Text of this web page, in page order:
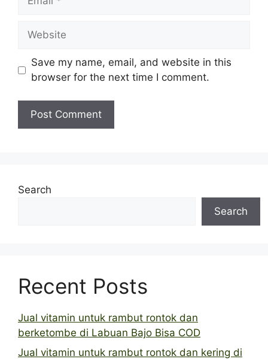
Website
Save my name, email, and website in this
browser for the next time I comment.
Search
Search
Recent Posts
Jual vitamin untuk rambut rontok dan
berketombe di Labuan Bajo Bisa COD
Jual vitamin untuk rambut rontok dan kering di